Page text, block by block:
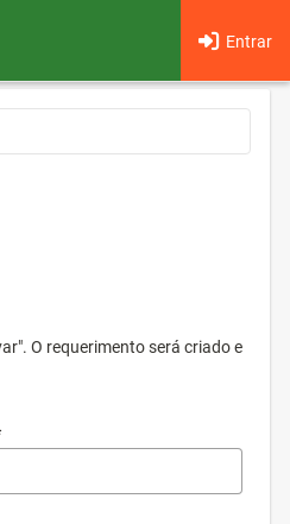
Entrar
O requerimento será criado e